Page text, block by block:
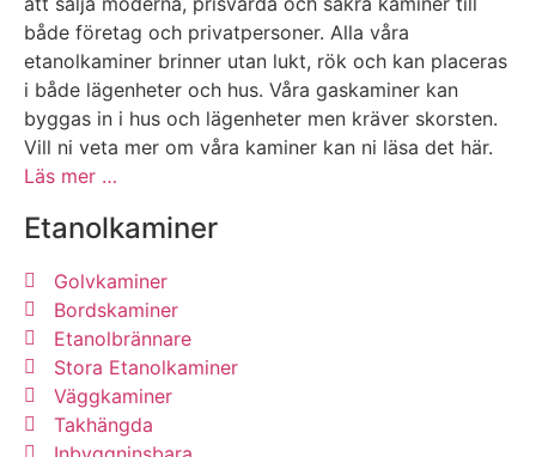
både företag och privatpersoner. Alla våra
etanolkaminer brinner utan lukt, rök och kan placeras
i både lägenheter och hus. Våra gaskaminer kan
byggas in i hus och lägenheter men kräver skorsten.
Vill ni veta mer om våra kaminer kan ni läsa det här.
Läs mer …
Etanolkaminer
Golvkaminer
Bordskaminer
Etanolbrännare
Stora Etanolkaminer
Väggkaminer
Takhängda